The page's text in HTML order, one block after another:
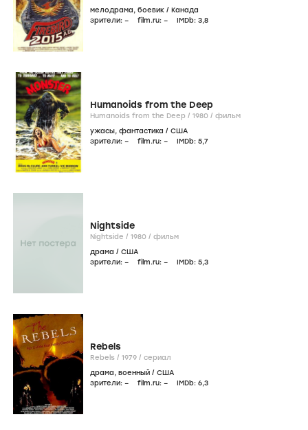
мелодрама, боевик / Канада
зрители: – film.ru: – IMDb: 3,8
Humanoids from the Deep
Humanoids from the Deep / 1980 / фильм
ужасы, фантастика / США
зрители: – film.ru: – IMDb: 5,7
Nightside
Nightside / 1980 / фильм
драма / США
зрители: – film.ru: – IMDb: 5,3
Rebels
Rebels / 1979 / сериал
драма, военный / США
зрители: – film.ru: – IMDb: 6,3